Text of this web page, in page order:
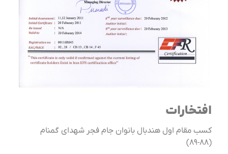
افتخارات
کسب مقام اول هندبال بانوان جام فجر شهدای گمنام
(۸۸-۸۹)